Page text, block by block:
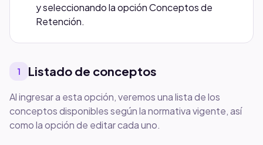
y seleccionando la opción Conceptos de
Retención.
1 Listado de conceptos
Al ingresar a esta opción, veremos una lista de los
conceptos disponibles según la normativa vigente, así
como la opción de editar cada uno.